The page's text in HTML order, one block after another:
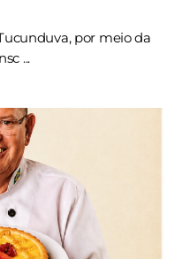
por meio da
...